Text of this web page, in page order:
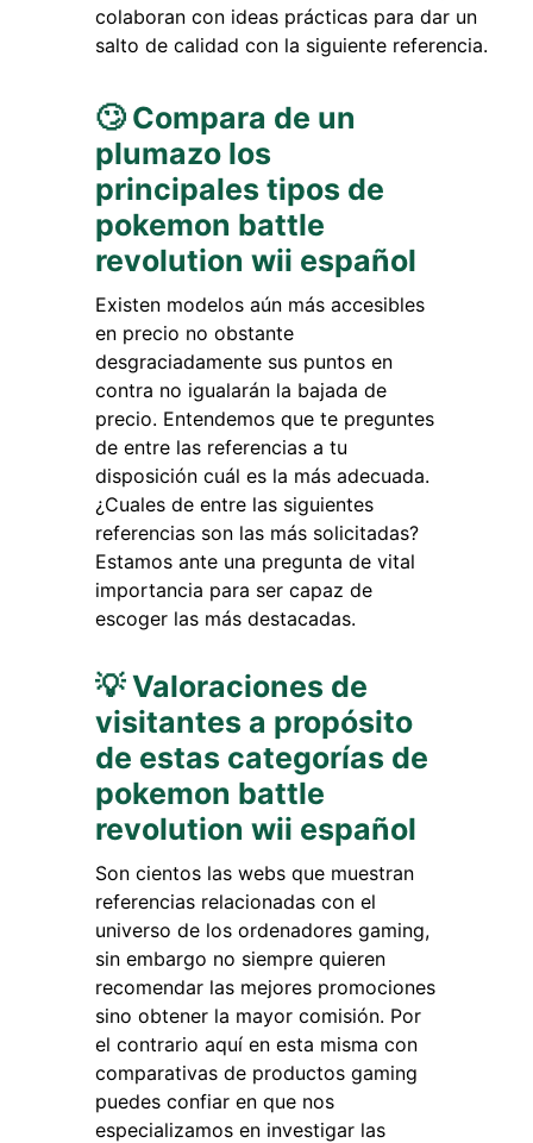
colaboran con ideas prácticas para dar un
salto de calidad con la siguiente referencia.
🙄 Compara de un
plumazo los
principales tipos de
pokemon battle
revolution wii español
Existen modelos aún más accesibles
en precio no obstante
desgraciadamente sus puntos en
contra no igualarán la bajada de
precio. Entendemos que te preguntes
de entre las referencias a tu
disposición cuál es la más adecuada.
¿Cuales de entre las siguientes
referencias son las más solicitadas?
Estamos ante una pregunta de vital
importancia para ser capaz de
escoger las más destacadas.
💡 Valoraciones de
visitantes a propósito
de estas categorías de
pokemon battle
revolution wii español
Son cientos las webs que muestran
referencias relacionadas con el
universo de los ordenadores gaming,
sin embargo no siempre quieren
recomendar las mejores promociones
sino obtener la mayor comisión. Por
el contrario aquí en esta misma con
comparativas de productos gaming
puedes confiar en que nos
especializamos en investigar las